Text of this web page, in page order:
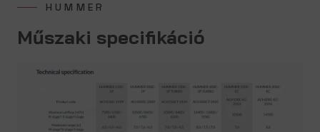
HUMMER
Műszaki specifikáció